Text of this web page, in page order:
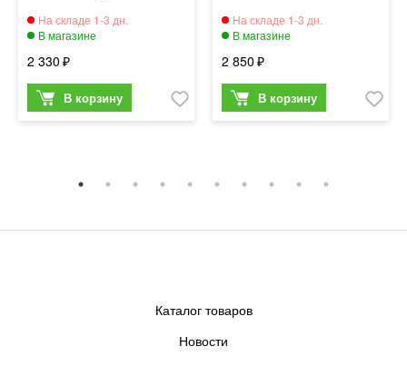
2 330 2 850
Каталог товаров
Новости